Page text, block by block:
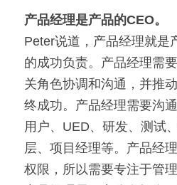
产品经理是产品的CEO。
Peter说道，产品经理就是
的成功负责。产品经理需
关角色协调和沟通，并推
终成功。产品经理需要沟
用户、UED、研发、测试
层、项目经理等。产品经
权限，所以需要专注于管